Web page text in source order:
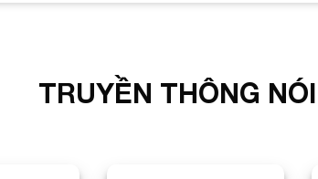
TRUYỀN THÔNG